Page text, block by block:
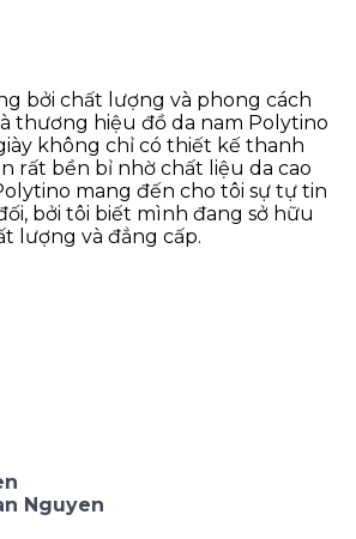
bởi chất lượng và phong cách
thương hiệu đồ da nam Polytino
không chỉ có thiết kế thanh
rất bền bỉ nhờ chất liệu da cao
mang đến cho tôi sự tự tin
bởi tôi biết mình đang sở hữu
lượng và đẳng cấp.
Nguyen